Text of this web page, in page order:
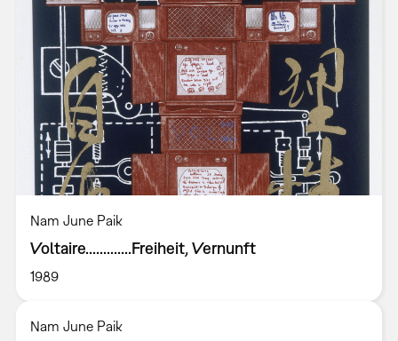
Nam June Paik
Voltaire.............Freiheit, Vernunft
1989
Nam June Paik